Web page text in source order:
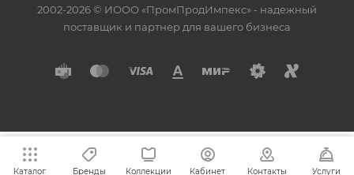
2002-2026 © ИООО «ПромПродИмпекс» - надежный
поставщик и партнер для вашего бизнеса
Каталог Бренды Коллекции Кабинет Контакты Услуги